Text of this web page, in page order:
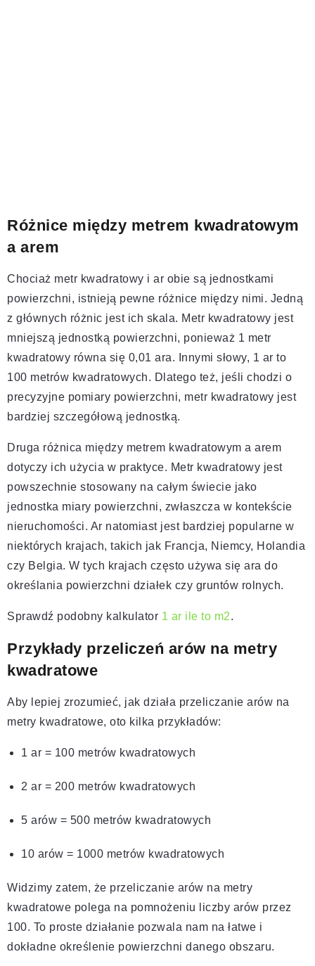
Różnice między metrem kwadratowym
a arem
Chociaż metr kwadratowy i ar obie są jednostkami
powierzchni, istnieją pewne różnice między nimi. Jedną
z głównych różnic jest ich skala. Metr kwadratowy jest
mniejszą jednostką powierzchni, ponieważ 1 metr
kwadratowy równa się 0,01 ara. Innymi słowy, 1 ar to
100 metrów kwadratowych. Dlatego też, jeśli chodzi o
precyzyjne pomiary powierzchni, metr kwadratowy jest
bardziej szczegółową jednostką.
Druga różnica między metrem kwadratowym a arem
dotyczy ich użycia w praktyce. Metr kwadratowy jest
powszechnie stosowany na całym świecie jako
jednostka miary powierzchni, zwłaszcza w kontekście
nieruchomości. Ar natomiast jest bardziej popularne w
niektórych krajach, takich jak Francja, Niemcy, Holandia
czy Belgia. W tych krajach często używa się ara do
określania powierzchni działek czy gruntów rolnych.
Sprawdź podobny kalkulator 1 ar ile to m2.
Przykłady przeliczeń arów na metry
kwadratowe
Aby lepiej zrozumieć, jak działa przeliczanie arów na
metry kwadratowe, oto kilka przykładów:
1 ar = 100 metrów kwadratowych
2 ar = 200 metrów kwadratowych
5 arów = 500 metrów kwadratowych
10 arów = 1000 metrów kwadratowych
Widzimy zatem, że przeliczanie arów na metry
kwadratowe polega na pomnożeniu liczby arów przez
100. To proste działanie pozwala nam na łatwe i
dokładne określenie powierzchni danego obszaru.